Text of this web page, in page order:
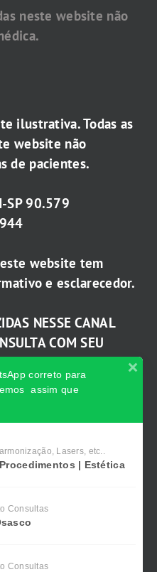
neste website não
ilustrativa. Todas as
website não
de pacientes.
SP 90.579
website tem
e esclarecedor.
NESSE CANAL
COM SEU
da Clínica
correto para
assim que
Lasers, etc..
| Estética
Consultas
Consultas